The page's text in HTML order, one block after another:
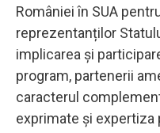
României în SUA
reprezentanților
implicarea și
program, partenerii
caracterul
exprimate și expertiza